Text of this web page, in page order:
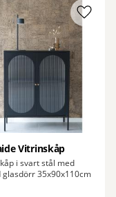
Vitrinskåp
i svart stål med
glasdörr 35x90x110cm
Lägg